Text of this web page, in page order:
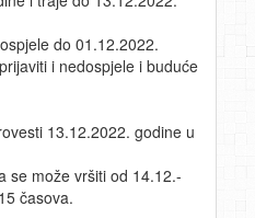
do 01.12.2022.
i nedospjele i buduće
13.12.2022. godine u
se može vršiti od 14.12.-
časova.